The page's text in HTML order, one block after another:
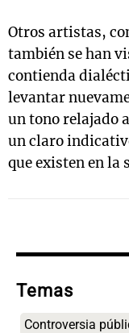
Otros artistas,
también se han
contienda
levantar
un tono relajado
un claro
que existen en la
Temas
Controversia